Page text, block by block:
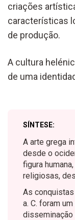
criações
características
de produção.
A cultura
de uma
SÍNTESE:
A arte grega
desde o
figura
religiosas,
As
a. C. foram
disseminação